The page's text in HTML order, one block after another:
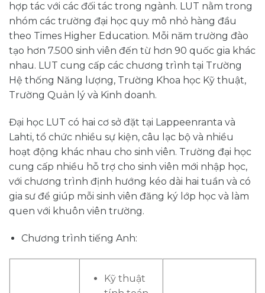
hợp tác với các đối tác trong ngành. LUT nằm trong
nhóm các trường đại học quy mô nhỏ hàng đầu
theo Times Higher Education. Mỗi năm trường đào
tạo hơn 7.500 sinh viên đến từ hơn 90 quốc gia khác
nhau. LUT cung cấp các chương trình tại Trường
Hệ thống Năng lượng, Trường Khoa học Kỹ thuật,
Trường Quản lý và Kinh doanh.
Đại học LUT có hai cơ sở đặt tại Lappeenranta và
Lahti, tổ chức nhiều sự kiện, câu lạc bộ và nhiều
hoạt động khác nhau cho sinh viên. Trường đại học
cung cấp nhiều hỗ trợ cho sinh viên mới nhập học,
với chương trình định hướng kéo dài hai tuần và có
gia sư để giúp mỗi sinh viên đăng ký lớp học và làm
quen với khuôn viên trường.
Chương trình tiếng Anh:
Kỹ thuật